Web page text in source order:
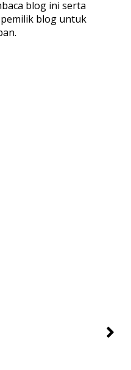
blog ini serta
blog untuk